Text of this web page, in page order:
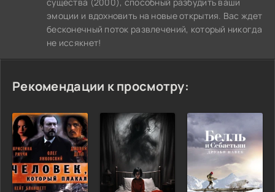
эмоции и вдохновить на новые открытия. Вас ждет
бесконечный поток развлечений, который никогда
не иссякнет!
Рекомендации к просмотру: